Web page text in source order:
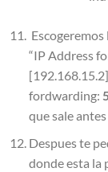
“IP Address
fordwarding:
que sale
Despues te
donde esta la